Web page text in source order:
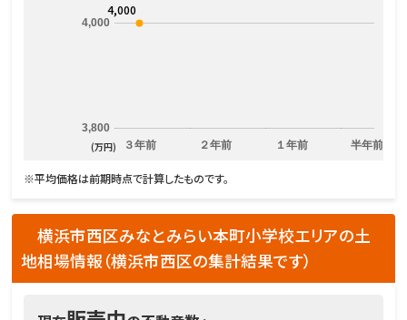
３年前 ２年前 １年前 半年前
3,800
4,000
4,000
(万円)
※平均価格は前期時点で計算したものです。
横浜市西区みなとみらい本町小学校エリアの土
地相場情報（横浜市西区の集計結果です）